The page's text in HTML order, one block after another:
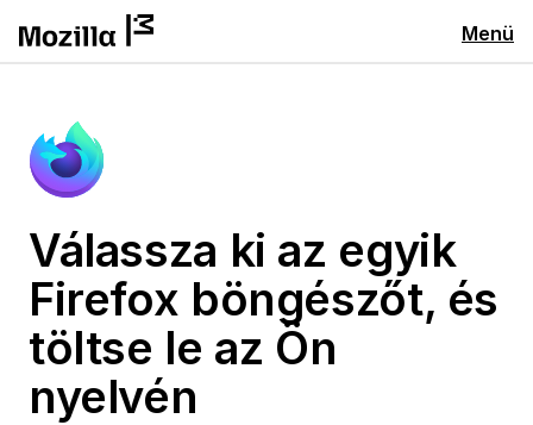
Menü
Válassza ki az egyik
Firefox böngészőt, és
töltse le az Ön
nyelvén